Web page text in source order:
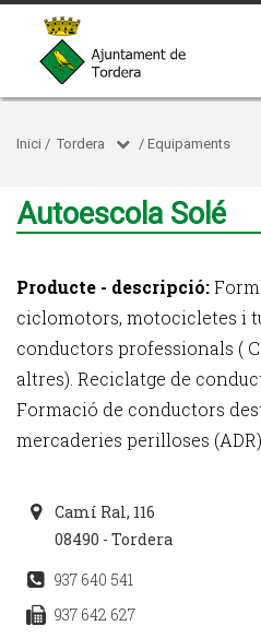
Inici / Tordera / Equipaments
Autoescola Solé
Producte - descripció:
ciclomotors, motocicletes i
conductors professionals (
altres). Reciclatge de
Formació de conductors
mercaderies perilloses (ADR).
Camí Ral, 116
08490 - Tordera
937 640 541
937 642 627